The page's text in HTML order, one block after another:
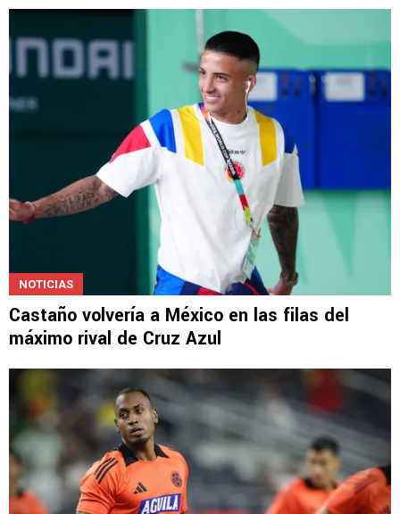
LEE TAMBIÉN
Castaño volvería a México en las filas del
máximo rival de Cruz Azul